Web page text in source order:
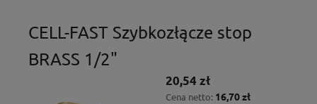
CELL-FAST Szybkozłącze stop
BRASS 1/2"
20,54 zł
Cena netto: 16,70 zł